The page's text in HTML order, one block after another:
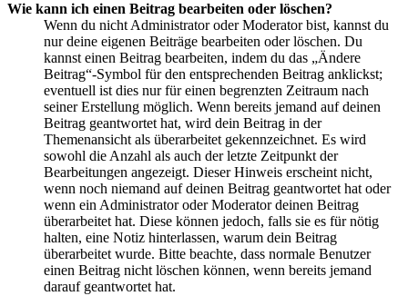
Wie kann ich einen Beitrag bearbeiten oder löschen?
Wenn du nicht Administrator oder Moderator bist, kannst du
nur deine eigenen Beiträge bearbeiten oder löschen. Du
kannst einen Beitrag bearbeiten, indem du das „Ändere
Beitrag“-Symbol für den entsprechenden Beitrag anklickst;
eventuell ist dies nur für einen begrenzten Zeitraum nach
seiner Erstellung möglich. Wenn bereits jemand auf deinen
Beitrag geantwortet hat, wird dein Beitrag in der
Themenansicht als überarbeitet gekennzeichnet. Es wird
sowohl die Anzahl als auch der letzte Zeitpunkt der
Bearbeitungen angezeigt. Dieser Hinweis erscheint nicht,
wenn noch niemand auf deinen Beitrag geantwortet hat oder
wenn ein Administrator oder Moderator deinen Beitrag
überarbeitet hat. Diese können jedoch, falls sie es für nötig
halten, eine Notiz hinterlassen, warum dein Beitrag
überarbeitet wurde. Bitte beachte, dass normale Benutzer
einen Beitrag nicht löschen können, wenn bereits jemand
darauf geantwortet hat.